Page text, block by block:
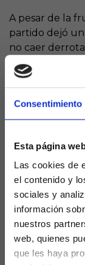
Consentimiento
Esta página
Las cookies de
el contenido y
sociales y
información
nuestros
web, quienes
que les haya
A pesar de la
partido dejó un
no caer
España ha
sin perder
competitiva a
al equipo de
histórica,
Para poner en
remontarse a
Glasgow
,
fase de
última vez
partido oficial.
construido
campeonar en